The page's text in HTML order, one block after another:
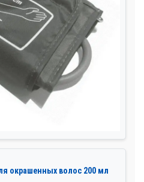
окрашенных волос 200 мл